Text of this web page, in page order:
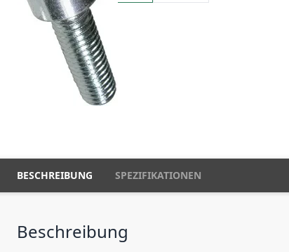
BESCHREIBUNG SPEZIFIKATIONEN
Beschreibung